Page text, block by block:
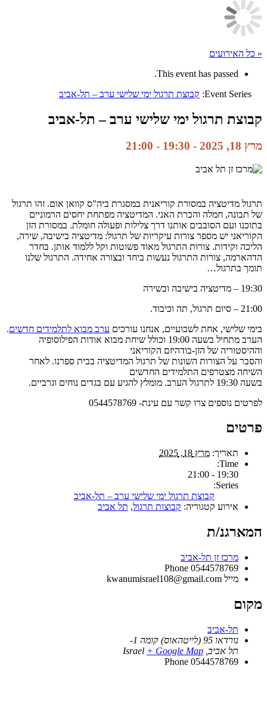
« כל האירועים
This event has passed.
Event Series: קבוצת תרגול ימי שלישי ערב – תל-אביב
קבוצת תרגול ימי שלישי ערב – תל-אביב
מרץ 18, 2025 - 19:30 -
21:00
תרגול מדיטציה במסורת קוריאנית במסגרת ביה"ס קוואן אום. זהו תרגול
של תבונה, חמלה והכרת האני. המדיטציה מפתחת יחסים הרמוניים
בתוכנו ועם הסובבים אותנו דרך צלילות ופעולה חומלת. במסורת הזן
הקוריאני יש מספר צורות עיקריות של תרגול: מדיטציה בישיבה, שירה,
הליכה וקידות. צורות התרגול מאוד פשוטות וקל ללמוד אותן. בחדר
הדהארמה, צורות התרגול נעשות ביחד ובצורה אחידה. התרגול שלנו
תומך בתרגול…
19:30 – מדיטציה בישיבה ובשירה
21:00 – סיום תרגול, תה וכיבוד.
בימי שלישי, אחת לשבועיים, אנחנו עורכים ערב מבוא לתלמידים חדשים.
הערב מתחיל בשעה 19:00 וכולל שיחת מבוא אודות הפילוסופיה
וההיסטוריה של הזן-בודהיזם הקוריאני
והסבר על הצורות השונות של תרגול המדיטציה בבית ספרנו. לאחר
השיחה מצטרפים התלמידים החדשים
בשעה 19:30 לתרגול הערב. מומלץ להגיע עם בגדים נוחים וגרביים.
לפרטים נוספים צרו קשר עם עינת- 0544578769
פרטים
תאריך: מרץ 18, 2025
Time:
19:30 - 21:00
Series:
קבוצת תרגול ימי שלישי ערב – תל-אביב
אירוע קטגוריה: קבוצות תרגול, תל אביב
המארגנ/ת
מרכז זן תל-אביב
Phone 0544578769
מייל kwanumisrael108@gmail.com
מקום
תל-אביב
נורדאו 95 (לייטהאוס) קומה 1-
תל אביב
Israel + Google Map
Phone 0544578769